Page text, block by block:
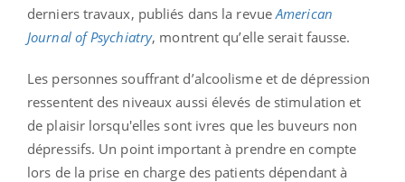
derniers travaux, publiés dans la revueAmerican
Journal of Psychiatry, montrent qu’elle serait fausse.
Les personnes souffrant d’alcoolisme et de dépression
ressentent des niveaux aussi élevés de stimulation et
de plaisir lorsqu'elles sont ivres que les buveurs non
dépressifs. Un point important à prendre en compte
lors de la prise en charge des patients dépendant à